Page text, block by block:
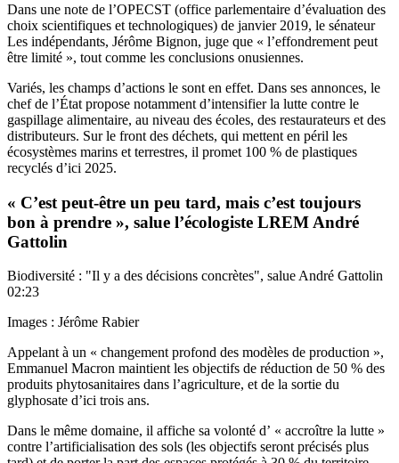
Dans une note de l’OPECST (office parlementaire d’évaluation des
choix scientifiques et technologiques) de janvier 2019, le sénateur
Les indépendants, Jérôme Bignon, juge que « l’effondrement peut
être limité », tout comme les conclusions onusiennes.
Variés, les champs d’actions le sont en effet. Dans ses annonces, le
chef de l’État propose notamment d’intensifier la lutte contre le
gaspillage alimentaire, au niveau des écoles, des restaurateurs et des
distributeurs. Sur le front des déchets, qui mettent en péril les
écosystèmes marins et terrestres, il promet 100 % de plastiques
recyclés d’ici 2025.
« C’est peut-être un peu tard, mais c’est toujours
bon à prendre », salue l’écologiste LREM André
Gattolin
Biodiversité : "Il y a des décisions concrètes", salue André Gattolin
02:23
Images : Jérôme Rabier
Appelant à un « changement profond des modèles de production »,
Emmanuel Macron maintient les objectifs de réduction de 50 % des
produits phytosanitaires dans l’agriculture, et de la sortie du
glyphosate d’ici trois ans.
Dans le même domaine, il affiche sa volonté d’ « accroître la lutte »
contre l’artificialisation des sols (les objectifs seront précisés plus